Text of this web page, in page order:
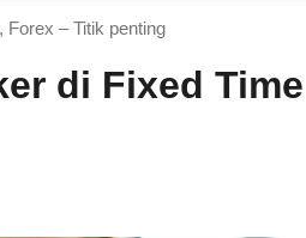
Forex – Titik penting
di Fixed